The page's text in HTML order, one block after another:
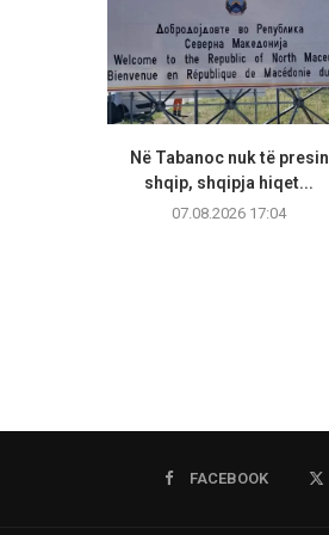
Në Tabanoc nuk të presin
shqip, shqipja hiqet...
07.08.2026 17:04
FACEBOOK